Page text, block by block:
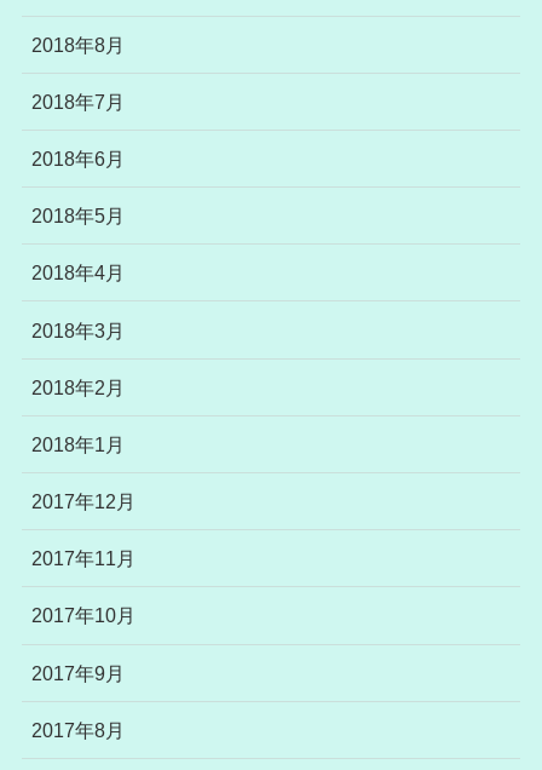
2018年8月
2018年7月
2018年6月
2018年5月
2018年4月
2018年3月
2018年2月
2018年1月
2017年12月
2017年11月
2017年10月
2017年9月
2017年8月